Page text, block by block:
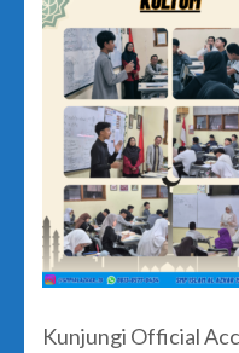
Kunjungi Official